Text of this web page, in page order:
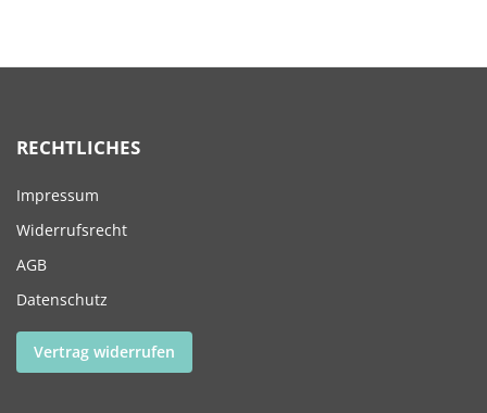
RECHTLICHES
Impressum
Widerrufsrecht
AGB
Datenschutz
Vertrag widerrufen